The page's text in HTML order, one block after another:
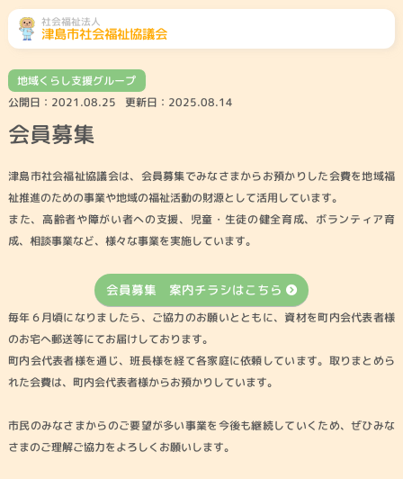
社会福祉法人
津島市社会福祉協議会
ふくし総合相談 相談先をみる
集
員会
センター
地域くらし支援グループ
公開日： 2021.08.25 更新日： 2025.08.14
会員募集
津島市社会福祉協議会は、会員募集でみなさまからお預かりした会費を地域福
祉推進のための事業や地域の福祉活動の財源として活用しています。
また、高齢者や障がい者への支援、児童・生徒の健全育成、ボランティア育
成、相談事業など、様々な事業を実施しています。
会員募集 案内チラシはこちら
毎年６月頃になりましたら、ご協力のお願いとともに、資材を町内会代表者様
のお宅へ郵送等にてお届けしております。
町内会代表者様を通じ、班長様を経て各家庭に依頼しています。取りまとめら
れた会費は、町内会代表者様からお預かりしています。
市民のみなさまからのご要望が多い事業を今後も継続していくため、ぜひみな
さまのご理解ご協力をよろしくお願いします。